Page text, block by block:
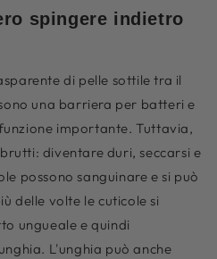
spingere indietro
di pelle sottile tra il
una barriera per batteri e
importante. Tuttavia,
diventare duri, seccarsi e
possono sanguinare e si può
delle volte le cuticole si
ungueale e quindi
L'unghia può anche